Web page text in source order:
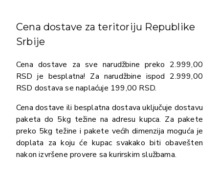
Cena dostave za teritoriju Republike
Srbije
Cena dostave za sve narudžbine preko 2.999,00
RSD je besplatna! Za narudžbine ispod 2.999,00
RSD dostava se naplaćuje 199,00 RSD.
Cena dostave ili besplatna dostava uključuje dostavu
paketa do 5kg težine na adresu kupca. Za pakete
preko 5kg težine i pakete većih dimenzija moguća je
doplata za koju će kupac svakako biti obavešten
nakon izvršene provere sa kurirskim službama.